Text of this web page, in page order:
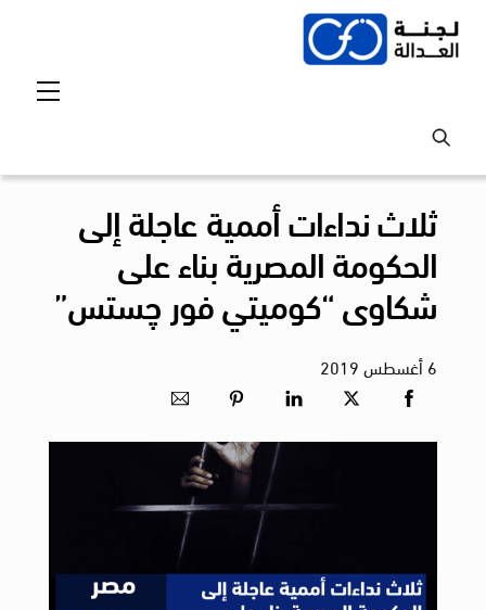
Skip
ثلاث نداءات أممية عاجلة إلى
الحكومة المصرية بناء على
شكاوى “كوميتي فور چستس”
6أغسطس2019